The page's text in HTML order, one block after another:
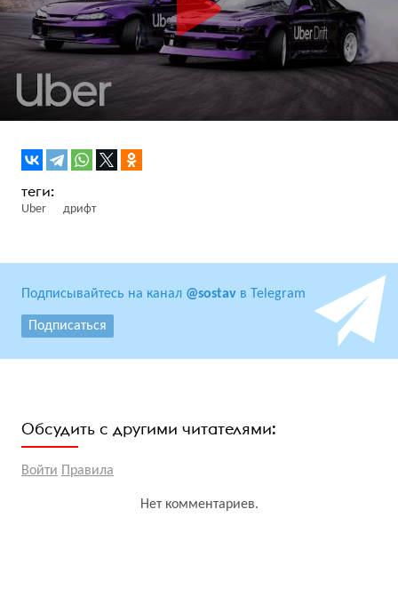
Uber дрифт
Подписывайтесь на канал @sostav в Telegram
Подписаться
Обсудить с другими читателями:
Войти Правила
Нет комментариев.